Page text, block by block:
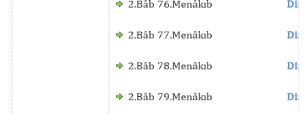
2.Bâb 76.Menâkıb
2.Bâb 77.Menâkıb
2.Bâb 78.Menâkıb
2.Bâb 79.Menâkıb